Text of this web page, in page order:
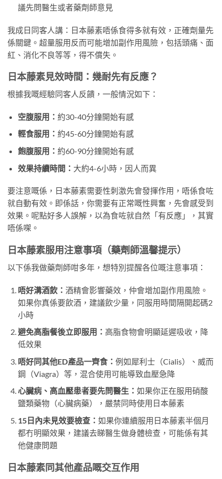
議先問醫生或者藥劑師意見
我成日同客人講：日本藤素唔係食得多就有效，正確劑量先
係關鍵。超量服用反而可能增加副作用風險，包括頭痛、面
紅、消化不良等等，得不償失。
日本藤素見效時間：幾耐先有反應？
根據我嘅經驗同客人反饋，一般情況如下：
空腹服用： 約30-40分鐘開始有感
輕食服用： 約45-60分鐘開始有感
飽腹服用： 約60-90分鐘開始有感
效果持續時間： 大約4-6小時，因人而異
要注意嘅係，日本藤素需要性刺激先會發揮作用，唔係食咗
就自動有效。即係話，你需要有正常嘅性興奮，先會感受到
效果。呢點好多人誤解，以為食咗就自然「有反應」，其實
唔係㗎。
日本藤素服用注意事項（藥劑師溫馨提示）
以下係我做藥劑師咁多年，想特別提醒各位嘅注意事項：
唔好溝酒飲： 酒精會影響藥效，仲會增加副作用風險。
如果你真係要飲酒，建議飲少量，同服用時間隔開起碼2
小時
避免高脂餐後立即服用： 高脂食物會明顯延遲吸收，降
低效果
唔好同其他ED產品一齊食： 例如犀利士（Cialis）、威而
鋼（Viagra）等，混合使用可能導致血壓急降
心臟病、高血壓患者要先問醫生： 如果你正在服用硝酸
鹽類藥物（心臟病藥），嚴禁同時使用日本藤素
15日內未見效要檢查： 如果你連續服用日本藤素半個月
都冇明顯效果，建議去睇醫生做身體檢查，可能係有其
他健康問題
日本藤素同其他產品嘅交互作用